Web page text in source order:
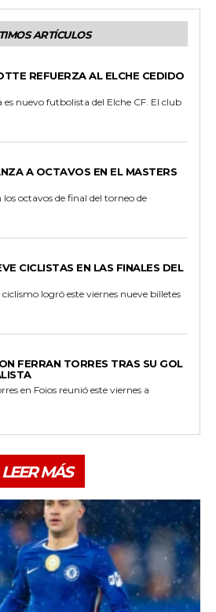
ARTÍCULOS
REFUERZA AL ELCHE CEDIDO
nuevo futbolista del Elche CF. El club
A OCTAVOS EN EL MASTERS
octavos de final del torneo de
CICLISTAS EN LAS FINALES DEL
ciclismo logró este viernes nueve billetes
FERRAN TORRES TRAS SU GOL
en Foios reunió este viernes a
LEER MÁS